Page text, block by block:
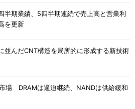
半期業績、5四半期連続で売上高と営業利
を更新
並んだCNT構造を局所的に形成する新技術
場 DRAMは逼迫継続、NANDは供給緩和